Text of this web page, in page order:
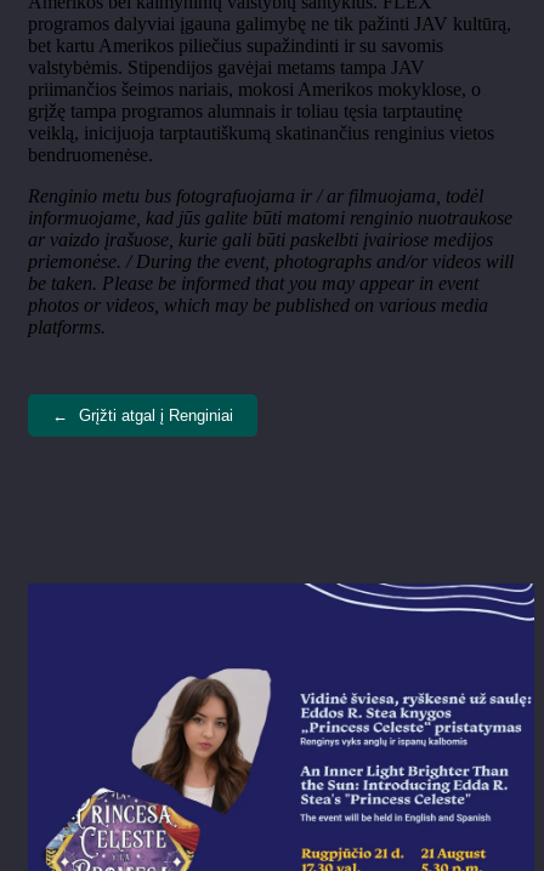
programos dalyviai įgauna galimybę ne tik pažinti JAV kultūrą,
bet kartu Amerikos piliečius supažindinti ir su savomis
valstybėmis. Stipendijos gavėjai metams tampa JAV
priimančios šeimos nariais, mokosi Amerikos mokyklose, o
grįžę tampa programos alumnais ir toliau tęsia tarptautinę
veiklą, inicijuoja tarptautiškumą skatinančius renginius vietos
bendruomenėse.
Renginio metu bus fotografuojama ir / ar filmuojama, todėl
informuojame, kad jūs galite būti matomi renginio nuotraukose
ar vaizdo įrašuose, kurie gali būti paskelbti įvairiose medijos
priemonėse. / During the event, photographs and/or videos will
be taken. Please be informed that you may appear in event
photos or videos, which may be published on various media
platforms.
← Grįžti atgal į Renginiai